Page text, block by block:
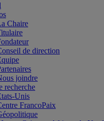
Chaire
de direction
joindre
recherche
Unis
FrancoPaix